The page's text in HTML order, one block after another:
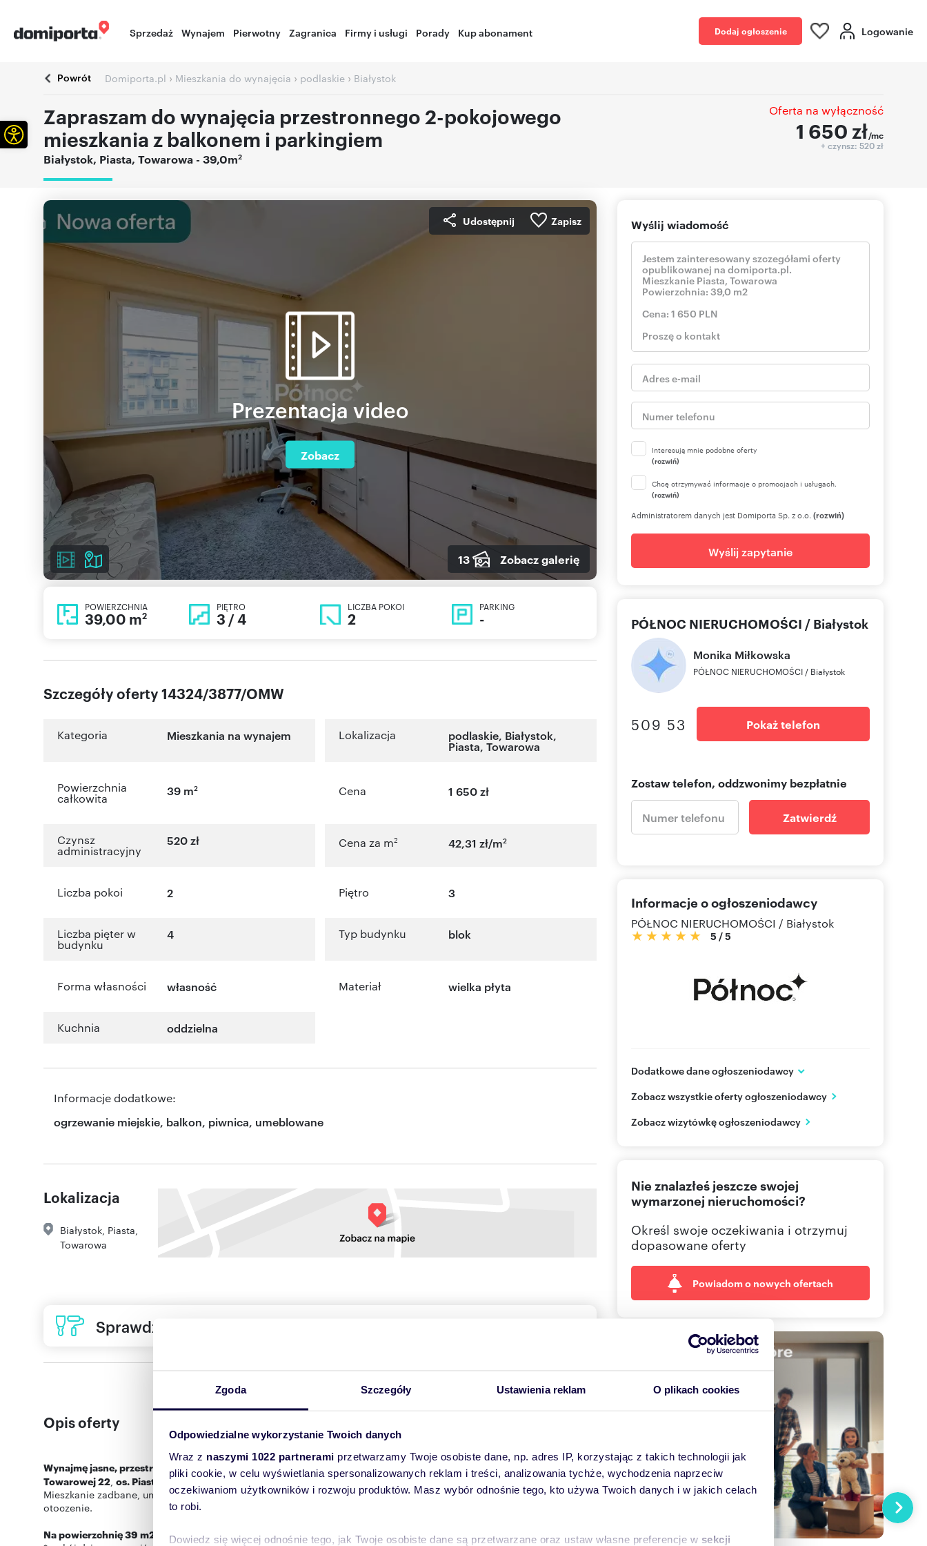
Zgoda Szczegóły Ustawienia reklam O plikach cookies
Odpowiedzialne wykorzystanie Twoich danych
Wraz z naszymi 1022 partnerami przetwarzamy Twoje osobiste dane, np. adres IP, korzystając z takich technologii jak
pliki cookie, w celu wyświetlania spersonalizowanych reklam i treści, analizowania tychże, wychodzenia naprzeciw
oczekiwaniom użytkowników i rozwoju produktów. Masz wybór odnośnie tego, kto używa Twoich danych i w jakich celach
to robi.
Dowiedz się więcej odnośnie tego, jak Twoje osobiste dane są przetwarzane oraz ustaw własne preferencje w sekcji
Sprzedaż Wynajem Pierwotny Zagranica Firmy i usługi Porady Kup abonament Dodaj ogłoszenie Logowanie
Powrót Domiporta.pl › Mieszkania do wynajęcia › podlaskie › Białystok
Zapraszam do wynajęcia przestronnego 2-pokojowego
mieszkania z balkonem i parkingiem
Białystok, Piasta, Towarowa - 39,0m2
Oferta na wyłączność
1 650 zł/mc
+ czynsz: 520 zł
Udostępnij Zapisz
Prezentacja video
Zobacz
13 Zobacz galerię
POWIERZCHNIA
39,00 m2
PIĘTRO
3 / 4
LICZBA POKOI
2
PARKING
-
Szczegóły oferty 14324/3877/OMW
Kategoria Mieszkania na wynajem Lokalizacja podlaskie, Białystok,
Piasta,Towarowa
Powierzchnia
całkowita
39 m2 Cena 1 650 zł
Czynsz
administracyjny
520 zł Cena za m2 42,31 zł/m2
Liczba pokoi 2 Piętro 3
Liczba pięter w
budynku
4 Typ budynku blok
Forma własności własność Materiał wielka płyta
Kuchnia oddzielna
Informacje dodatkowe:
ogrzewanie miejskie, balkon, piwnica, umeblowane
Lokalizacja
Białystok, Piasta,
Towarowa
Sprawdź ofertę usług remontowych
Opis oferty
Wynajmę jasne, przestronne 2 pokojowe mieszkanie, usytuowane na III piętrze w IV piętrowym bloku przy ul.
Towarowej 22, os. Piasta
Mieszkanie zadbane, umeblowane, gotowe do zamieszkania! Dobry układ pomieszczeń z widokiem z balkonu na
otoczenie.
Na powierzchnię 39 m2 składają się:
Wyślij wiadomość
Interesują mnie podobne oferty
(rozwiń)
Chcę otrzymywać informacje o promocjach i usługach.
(rozwiń)
Administratorem danych jest Domiporta Sp. z o.o. (rozwiń)
Wyślij zapytanie
PÓŁNOC NIERUCHOMOŚCI / Białystok
Monika Miłkowska
PÓŁNOC NIERUCHOMOŚCI / Białystok
509 53 Pokaż telefon
Zostaw telefon, oddzwonimy bezpłatnie
Zatwierdź
Informacje o ogłoszeniodawcy
PÓŁNOC NIERUCHOMOŚCI / Białystok
5 /5
Dodatkowe dane ogłoszeniodawcy
Białystok
PL
Zobacz wszystkie oferty ogłoszeniodawcy
Zobacz wizytówkę ogłoszeniodawcy
Nie znalazłeś jeszcze swojej
wymarzonej nieruchomości?
Określ swoje oczekiwania i otrzymuj
dopasowane oferty
Powiadom o nowych ofertach
Otwórz pasek narzędzi